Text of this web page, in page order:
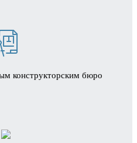
конструкторским бюро